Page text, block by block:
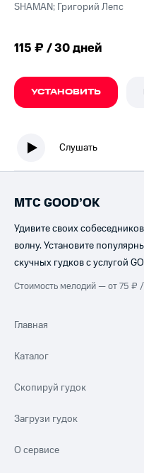
SHAMAN; Григорий Лепс
115 ₽ / 30 дней
УСТАНОВИТЬ
Слушать
МТС GOOD’OK
Удивите своих
волну. Установите
скучных гудков с услугой
Стоимость мелодий — от 75 ₽
Главная
Каталог
Скопируй гудок
Загрузи гудок
О сервисе